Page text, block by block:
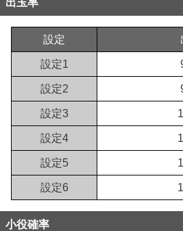
出玉率
設定
設定1
設定2
設定3
設定4
設定5
設定6
小役確率